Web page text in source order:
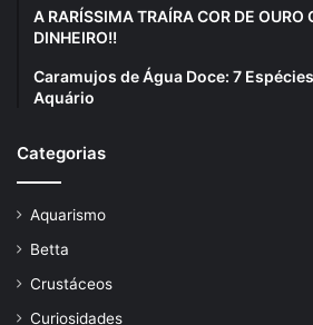
A RARÍSSIMA TRAÍRA COR DE OURO
DINHEIRO!!
Caramujos de Água Doce: 7
Aquário
Categorias
Aquarismo
Betta
Crustáceos
Curiosidades